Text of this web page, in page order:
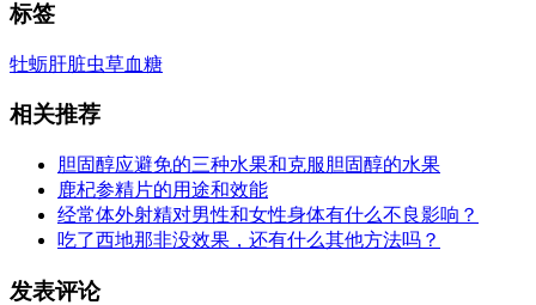
标签
牡蛎肝脏虫草血糖
相关推荐
胆固醇应避免的三种水果和克服胆固醇的水果
鹿杞参精片的用途和效能
经常体外射精对男性和女性身体有什么不良影响？
吃了西地那非没效果，还有什么其他方法吗？
发表评论